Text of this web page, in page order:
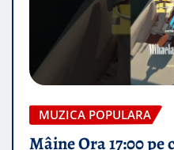
MUZICA POPULARA
Mâine Ora 17:00 pe